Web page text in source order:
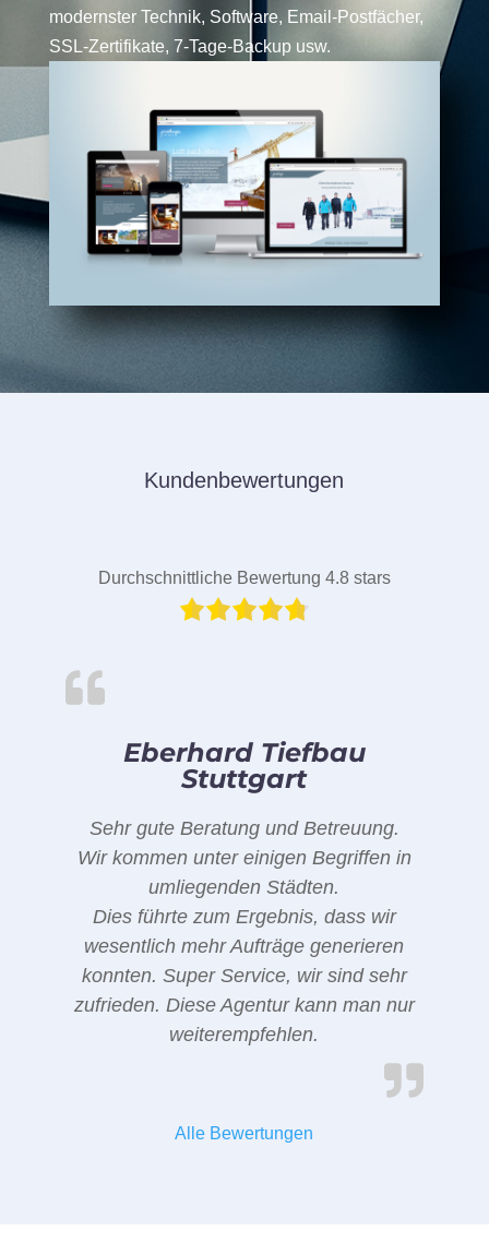
modernster Technik, Software, Email-Postfächer,
SSL-Zertifikate, 7-Tage-Backup usw.
Kundenbewertungen
Durchschnittliche Bewertung 4.8 stars
Eberhard Tiefbau
Stuttgart
Sehr gute Beratung und Betreuung.
Wir kommen unter einigen Begriffen in
umliegenden Städten.
Dies führte zum Ergebnis, dass wir
wesentlich mehr Aufträge generieren
konnten. Super Service, wir sind sehr
zufrieden. Diese Agentur kann man nur
weiterempfehlen.
Alle Bewertungen